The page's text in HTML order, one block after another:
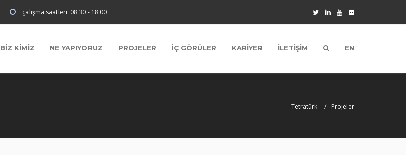
çalışma saatleri: 08:30 - 18:00
BİZ KİMİZ NE YAPIYORUZ PROJELER İÇ GÖRÜLER KARİYER İLETİŞİM EN
Tetratürk Projeler